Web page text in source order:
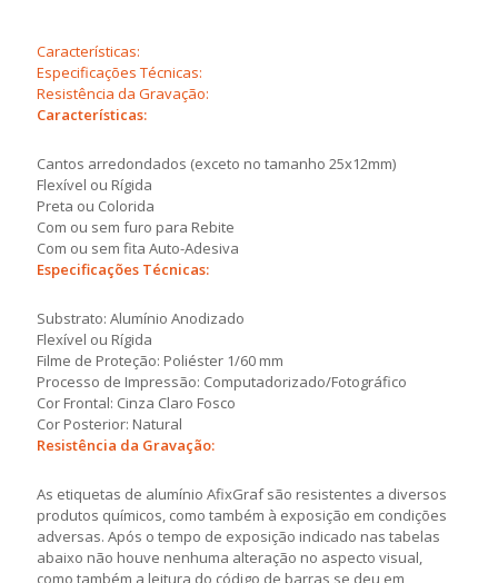
Características:
Especificações Técnicas:
Resistência da Gravação:
Características:
Cantos arredondados (exceto no tamanho 25x12mm)
Flexível ou Rígida
Preta ou Colorida
Com ou sem furo para Rebite
Com ou sem fita Auto-Adesiva
Especificações Técnicas:
Substrato: Alumínio Anodizado
Flexível ou Rígida
Filme de Proteção: Poliéster 1/60 mm
Processo de Impressão: Computadorizado/Fotográfico
Cor Frontal: Cinza Claro Fosco
Cor Posterior: Natural
Resistência da Gravação:
As etiquetas de alumínio AfixGraf são resistentes a diversos
produtos químicos, como também à exposição em condições
adversas. Após o tempo de exposição indicado nas tabelas
abaixo não houve nenhuma alteração no aspecto visual,
como também a leitura do código de barras se deu em